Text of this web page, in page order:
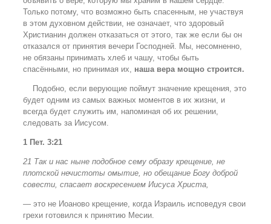
Только потому, что возможно быть спасенным, не участвуя
в этом духовном действии, не означает, что здоровый
Христианин должен отказаться от этого, так же если бы он
отказался от принятия вечери Господней. Мы, несомненно,
не обязаны принимать хлеб и чашу, чтобы быть
спасёнными, но принимая их, наша вера мощно строится.
Подобно, если верующие поймут значение крещения, это
будет одним из самых важных моментов в их жизни, и
всегда будет служить им, напоминая об их решении,
следовать за Иисусом.
1 Пет. 3:21
21 Так и нас ныне подобное сему образу крещение, не
плотской нечистоты омытие, но обещание Богу доброй
совести, спасает воскресением Иисуса Христа,
— это не Иоаново крещение, когда Израиль исповедуя свои
грехи готовился к принятию Месии.